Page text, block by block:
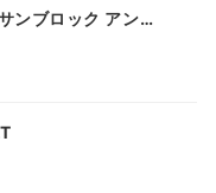
ブロック アンブ